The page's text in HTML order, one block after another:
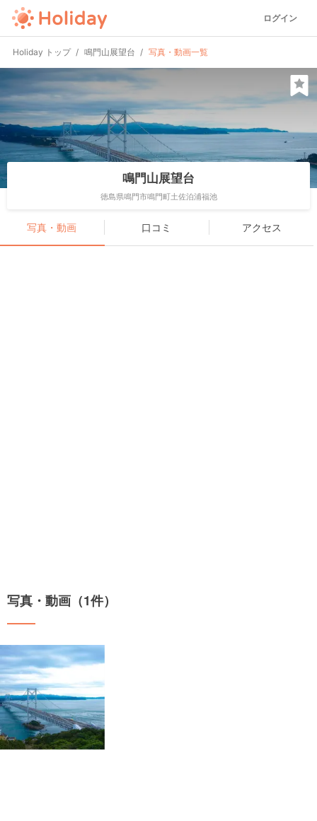
ログイン
Holiday トップ 鳴門山展望台 写真・動画一覧
鳴門山展望台
徳島県鳴門市鳴門町土佐泊浦福池
写真・動画 口コミ アクセス
写真・動画（1件）